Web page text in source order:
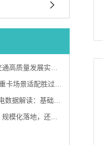
质量发展实施意见
适配胜过盲目堆电量
础设施建设进入关键阶段
，还要跨越三道难关